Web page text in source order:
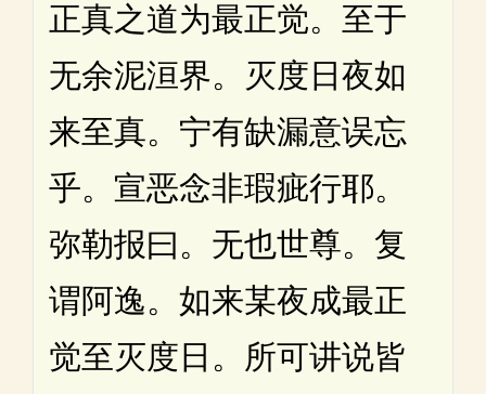
正真之道为最正觉。至于
无余泥洹界。灭度日夜如
来至真。宁有缺漏意误忘
乎。宣恶念非瑕疵行耶。
弥勒报曰。无也世尊。复
谓阿逸。如来某夜成最正
觉至灭度日。所可讲说皆